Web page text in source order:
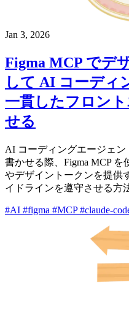
Jan 3, 2026
Figma MCP でデ
して AI コーディ
一貫したフロン
せる
AI コーディングエージェ
書かせる際、Figma MCP
やデザイントークンを提供
イドラインを遵守させる方
#AI #figma #MCP#claude-